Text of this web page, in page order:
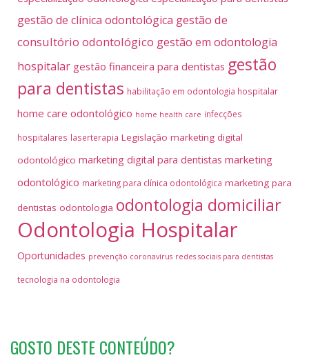
gestão de clínica odontológica gestão de
consultório odontológico gestão em odontologia
hospitalar gestão financeira para dentistas gestão
para dentistas habilitação em odontologia hospitalar
home care odontológico home health care infecções
hospitalares laserterapia Legislação marketing digital
odontológico marketing digital para dentistas marketing
odontológico marketing para clínica odontológica marketing para
dentistas odontologia odontologia domiciliar
Odontologia Hospitalar
Oportunidades prevenção coronavírus redes sociais para dentistas
tecnologia na odontologia
GOSTO DESTE CONTEÚDO?